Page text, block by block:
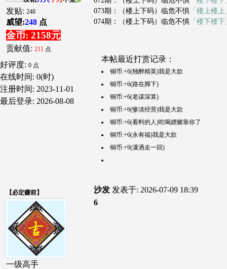
发贴: 248
威望:248 点
金币: 2158元
贡献值: 211 点
好评度: 0 点
在线时间: 0(时)
注册时间: 2023-11-01
最后登录: 2026-08-08
073期：（楼上下码）临危不惧 「楼上楼上
074期：（楼上下码）临危不惧 「楼下楼下
本帖最近打赏记录：
铜币:+6(独醉精英)我是大款
铜币:+6(路在脚下)
铜币:+6(老谋深算)
铜币:+6(惨淡经营)我是大款
铜币:+6(看料的人)吃喝嫖赌靠你了
铜币:+6(永有福)我是大款
铜币:+9(潇洒走一回)
【必定赚前】
一级高手
沙发 发表于: 2026-07-09 18:39
6